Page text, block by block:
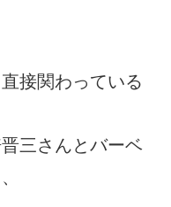
接関わっている
三さんとバーベ